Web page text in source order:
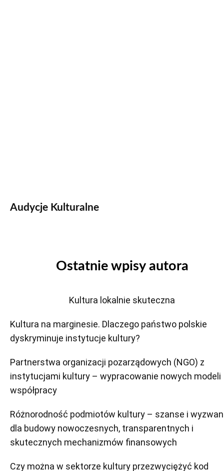
Audycje Kulturalne
Ostatnie wpisy autora
Kultura lokalnie skuteczna
Kultura na marginesie. Dlaczego państwo polskie
dyskryminuje instytucje kultury?
Partnerstwa organizacji pozarządowych (NGO) z
instytucjami kultury – wypracowanie nowych modeli
współpracy
Różnorodność podmiotów kultury – szanse i
dla budowy nowoczesnych, transparentnych i
skutecznych mechanizmów finansowych
Czy można w sektorze kultury przezwyciężyć kod